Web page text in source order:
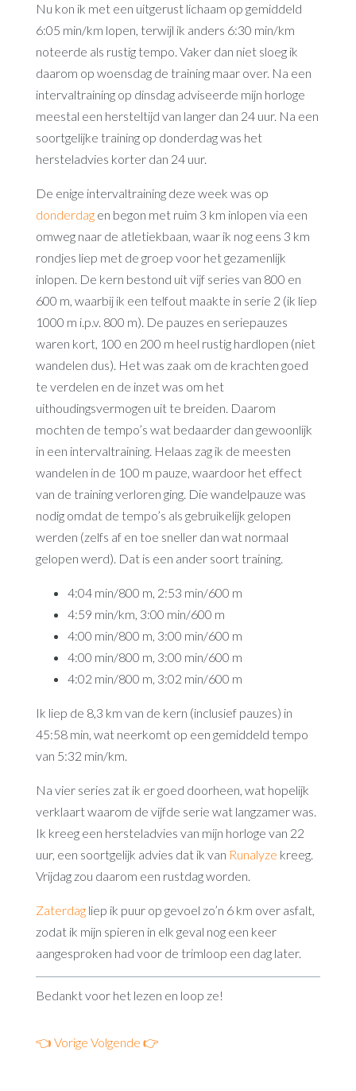
Nu kon ik met een uitgerust lichaam op gemiddeld
6:05 min/km lopen, terwijl ik anders 6:30 min/km
noteerde als rustig tempo. Vaker dan niet sloeg ik
daarom op woensdag de training maar over. Na een
intervaltraining op dinsdag adviseerde mijn horloge
meestal een hersteltijd van langer dan 24 uur. Na een
soortgelijke training op donderdag was het
hersteladvies korter dan 24 uur.
De enige intervaltraining deze week was op
donderdagen begon met ruim 3 km inlopen via een
omweg naar de atletiekbaan, waar ik nog eens 3 km
rondjes liep met de groep voor het gezamenlijk
inlopen. De kern bestond uit vijf series van 800 en
600 m, waarbij ik een telfout maakte in serie 2 (ik liep
1000 m i.p.v. 800 m). De pauzes en seriepauzes
waren kort, 100 en 200 m heel rustig hardlopen (niet
wandelen dus). Het was zaak om de krachten goed
te verdelen en de inzet was om het
uithoudingsvermogen uit te breiden. Daarom
mochten de tempo’s wat bedaarder dan gewoonlijk
in een intervaltraining. Helaas zag ik de meesten
wandelen in de 100 m pauze, waardoor het effect
van de training verloren ging. Die wandelpauze was
nodig omdat de tempo’s als gebruikelijk gelopen
werden (zelfs af en toe sneller dan wat normaal
gelopen werd). Dat is een ander soort training.
4:04 min/800 m, 2:53 min/600 m
4:59 min/km, 3:00 min/600 m
4:00 min/800 m, 3:00 min/600 m
4:00 min/800 m, 3:00 min/600 m
4:02 min/800 m, 3:02 min/600 m
Ik liep de 8,3 km van de kern (inclusief pauzes) in
45:58 min, wat neerkomt op een gemiddeld tempo
van 5:32 min/km.
Na vier series zat ik er goed doorheen, wat hopelijk
verklaart waarom de vijfde serie wat langzamer was.
Ik kreeg een hersteladvies van mijn horloge van 22
uur, een soortgelijk advies dat ik van Runalyze kreeg.
Vrijdag zou daarom een rustdag worden.
Zaterdagliep ik puur op gevoel zo’n 6 km over asfalt,
zodat ik mijn spieren in elk geval nog een keer
aangesproken had voor de trimloop een dag later.
Bedankt voor het lezen en loop ze!
👈 Vorige Volgende 👉